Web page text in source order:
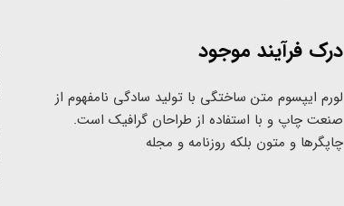
درک فرآیند موجود
لورم ایپسوم متن ساختگی با تولید سادگی نامفهوم از
صنعت چاپ و با استفاده از طراحان گرافیک است.
چاپگرها و متون بلکه روزنامه و مجله